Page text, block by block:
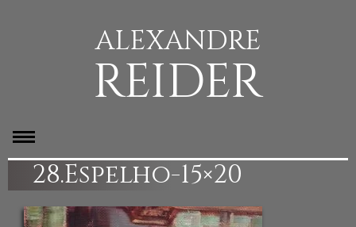
ALEXANDRE
REIDER
28.Espelho-15×20